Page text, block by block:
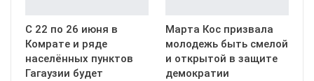
С 22 по 26 июня в
Комрате и ряде
населённых пунктов
Гагаузии будет
Марта Кос призвала
молодежь быть смелой
и открытой в защите
демократии